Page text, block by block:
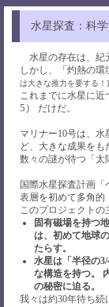
水星探査：科
水星の存在は、紀
しかし、「灼熱の
は大きな推力を要する！]
これまでに水星に
5） だけだ。
マリナー10号は、
ど、大きな成果をも
数々の謎が待つ「太
国際水星探査計画「
表層を初めて多角的
このプロジェクト
固有磁場を持つ
は、初めて地球
たらす。
水星は「半径の
な構造を持つ。
の秘密に迫る。
我々は約30年待ち